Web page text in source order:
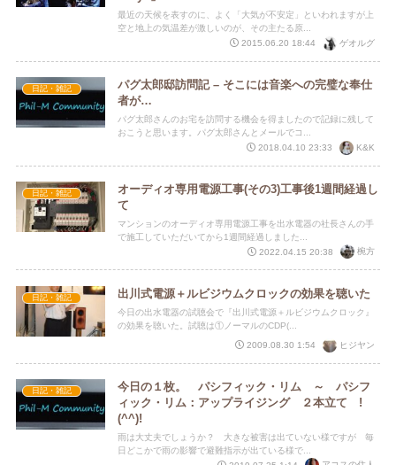
最近の天候を表すのに、よく「大気が不安定」といわれますが上
空と地上の気温差が激しいのが、その主たる原...
2015.06.20 18:44
ゲオルグ
日記・雑記
パグ太郎邸訪問記 – そこには音楽への完璧な奉仕
者が…
パグ太郎さんのお宅を訪問する機会を得ましたので記録に残して
おこうと思います。パグ太郎さんとメールでコ...
2018.04.10 23:33
K&K
日記・雑記
オーディオ専用電源工事(その3)工事後1週間経過し
て
マンションのオーディオ専用電源工事を出水電器の社長さんの手
で施工していただいてから1週間経過しました...
2022.04.15 20:38
椀方
日記・雑記 出川式電源＋ルビジウムクロックの効果を聴いた
今日の出水電器の試聴会で『出川式電源＋ルビジウムクロック』
の効果を聴いた。試聴は①ノーマルのCDP(...
2009.08.30 1:54
ヒジヤン
日記・雑記
今日の１枚。 パシフィック・リム ～ パシフ
ィック・リム：アップライジング ２本立て !
(^^)!
雨は大丈夫でしょうか？ 大きな被害は出ていない様ですが 毎
日どこかで雨の影響で避難指示が出ている様で...